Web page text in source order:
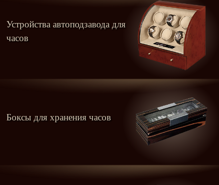
Устройства автоподзавода для
часов
Боксы для хранения часов